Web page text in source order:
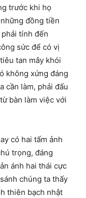
trước khi họ
đồng tiền
tính đến
sức để có vị
tan mây khói
không xứng đáng
cần làm, phải đấu
bàn làm việc với
có hai tấm ảnh
trọng, đáng
ánh hai thái cực
chúng ta thấy
thiên bạch nhật